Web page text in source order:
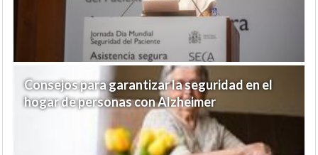
Consejos para garantizar la seguridad en el
hogar de personas con Alzheimer